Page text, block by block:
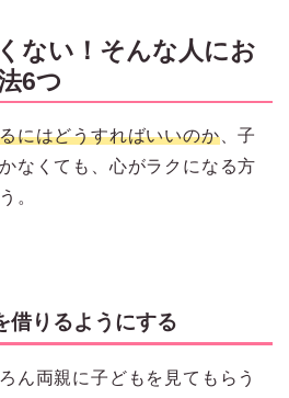
ない！そんな人にお
6つ
にはどうすればいいのか、子
なくても、心がラクになる方
。
借りるようにする
ん両親に子どもを見てもらう